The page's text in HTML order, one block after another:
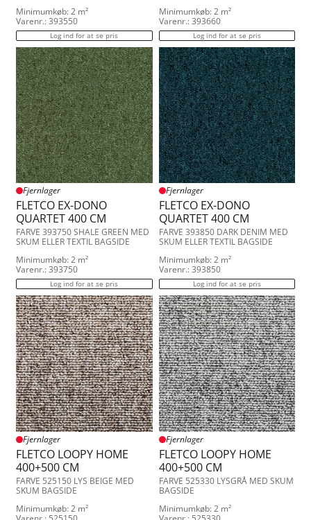
Minimumkøb: 2 m²
Varenr.: 393550
Log ind for at se pris
Minimumkøb: 2 m²
Varenr.: 393660
Log ind for at se pris
Fjernlager
FLETCO EX-DONO
QUARTET 400 CM
FARVE 393750 SHALE GREEN MED
SKUM ELLER TEXTIL BAGSIDE
Minimumkøb: 2 m²
Varenr.: 393750
Log ind for at se pris
Fjernlager
FLETCO EX-DONO
QUARTET 400 CM
FARVE 393850 DARK DENIM MED
SKUM ELLER TEXTIL BAGSIDE
Minimumkøb: 2 m²
Varenr.: 393850
Log ind for at se pris
Fjernlager
FLETCO LOOPY HOME
400+500 CM
FARVE 525150 LYS BEIGE MED
SKUM BAGSIDE
Minimumkøb: 2 m²
Fjernlager
FLETCO LOOPY HOME
400+500 CM
FARVE 525330 LYSGRÅ MED SKUM
BAGSIDE
Minimumkøb: 2 m²